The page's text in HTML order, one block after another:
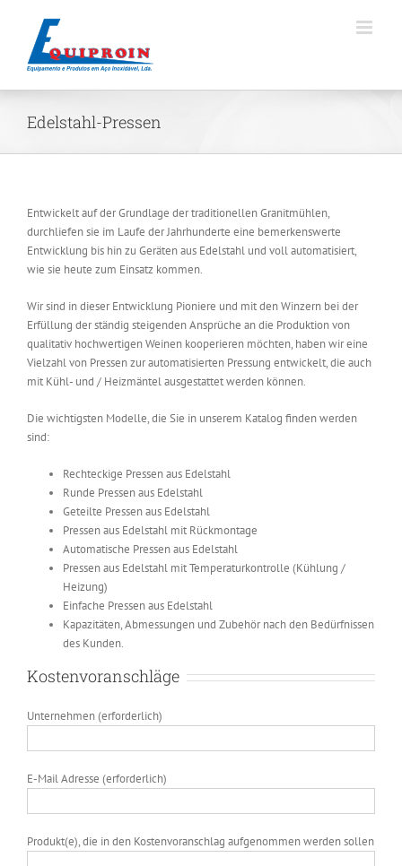
content
Edelstahl-Pressen
Entwickelt auf der Grundlage der traditionellen Granitmühlen,
durchliefen sie im Laufe der Jahrhunderte eine bemerkenswerte
Entwicklung bis hin zu Geräten aus Edelstahl und voll automatisiert,
wie sie heute zum Einsatz kommen.
Wir sind in dieser Entwicklung Pioniere und mit den Winzern bei der
Erfüllung der ständig steigenden Ansprüche an die Produktion von
qualitativ hochwertigen Weinen kooperieren möchten, haben wir eine
Vielzahl von Pressen zur automatisierten Pressung entwickelt, die auch
mit Kühl- und / Heizmäntel ausgestattet werden können.
Die wichtigsten Modelle, die Sie in unserem Katalog finden werden
sind:
Rechteckige Pressen aus Edelstahl
Runde Pressen aus Edelstahl
Geteilte Pressen aus Edelstahl
Pressen aus Edelstahl mit Rückmontage
Automatische Pressen aus Edelstahl
Pressen aus Edelstahl mit Temperaturkontrolle (Kühlung /
Heizung)
Einfache Pressen aus Edelstahl
Kapazitäten, Abmessungen und Zubehör nach den Bedürfnissen
des Kunden.
Kostenvoranschläge
Unternehmen (erforderlich)
E-Mail Adresse (erforderlich)
Produkt(e), die in den Kostenvoranschlag aufgenommen werden sollen